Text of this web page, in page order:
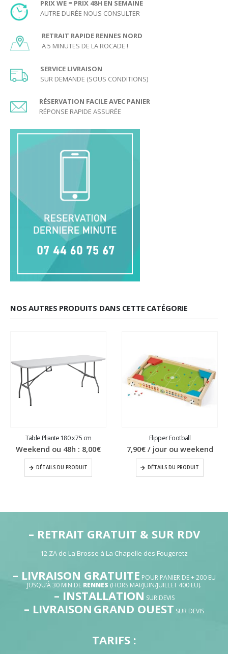
dépasser avec son buteur la ligne médiane
faire sortir le palet de la surface de jeu
Age minimum conseillé pour jouer au Hockey :
Voici le PDF imprimable des règles du jeu :Règles du Hockey
PRIX WE = PRIX 48H EN SEMAINE
AUTRE DURÉE NOUS CONSULTER
RETRAIT RAPIDE RENNES NORD
A 5 MINUTES DE LA ROCADE !
SERVICE LIVRAISON
SUR DEMANDE (SOUS CONDITIONS)
RÉSERVATION FACILE AVEC PANIER
RÉPONSE RAPIDE ASSURÉE
NOS AUTRES PRODUITS DANS CETTE CATÉGORIE
Table Pliante 180 x 75 cm
Weekend ou 48h : 8,00€
DÉTAILS DU PRODUIT
Flipper Football
7,90€/ jour ou weekend
DÉTAILS DU PRODUIT
– RETRAIT GRATUIT & SUR RDV
12 ZA de La Brosse à La Chapelle des Fougeretz
– LIVRAISON GRATUITE POUR PANIER DE + 200 EU
JUSQU’À 30 MIN DE RENNES (HORS MAI/JUIN/JUILLET 400 EU).
– INSTALLATION SUR DEVIS
– LIVRAISON GRAND OUEST SUR DEVIS
TARIFS :